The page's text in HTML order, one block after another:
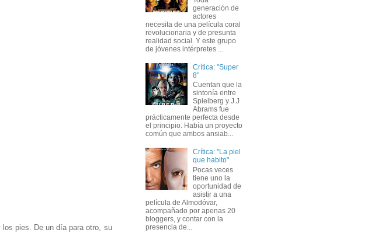
pies. De un día para otro, su
generación de
actores
necesita de una película coral
revolucionaria y de presunta
realidad social. Y este grupo
de jóvenes intérpretes ...
Crítica: "Super
8"
Cuentan que la
sintonía entre
Spielberg y J.J
Abrams fue
prácticamente perfecta desde
el principio. Había un proyecto
común que ambos ansiab...
Crítica: "La piel
que habito"
Pocas veces
tiene uno la
oportunidad de
asistir a una
película de Almodóvar,
acompañado por apenas 20
bloggers, y contar con la
presencia de...